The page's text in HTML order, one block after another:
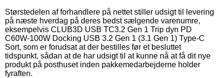
Størstedelen af forhandlere på nettet stiller udsigt til levering
på næste hverdag på deres bedst sælgende varenumre,
eksempelvis CLUB3D USB TC3.2 Gen 1 Trip dyn PD
C60W-100W Docking USB 3.2 Gen 1 (3.1 Gen 1) Type-C
Sort, som er forudsat at der bestilles før et besluttet
tidspunkt, sådan at de har udsigt til at kunne nå at få dit nye
produkt på posthuset inden pakkemedarbejderne holder
fyraften.